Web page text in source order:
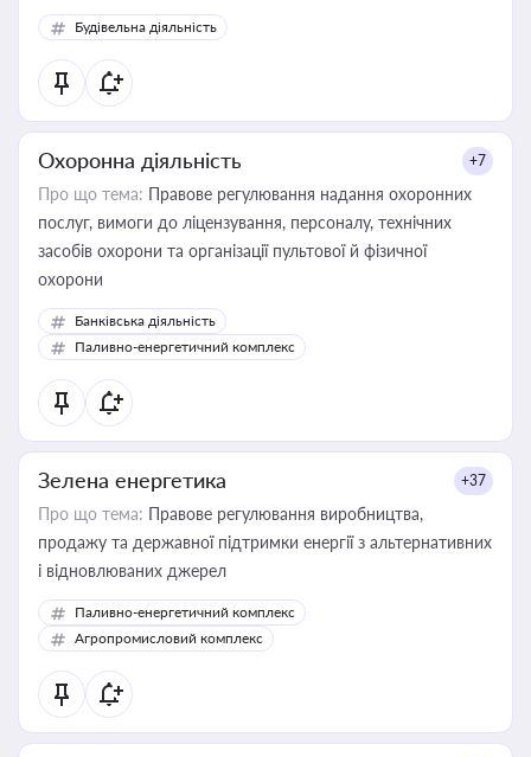
Будівельна діяльність
Охоронна діяльність +7
Про що тема: Правове регулювання надання охоронних
послуг, вимоги до ліцензування, персоналу, технічних
засобів охорони та організації пультової й фізичної
охорони
Банківська діяльність
Паливно-енергетичний комплекс
Зелена енергетика +37
Про що тема: Правове регулювання виробництва,
продажу та державної підтримки енергії з альтернативних
і відновлюваних джерел
Паливно-енергетичний комплекс
Агропромисловий комплекс